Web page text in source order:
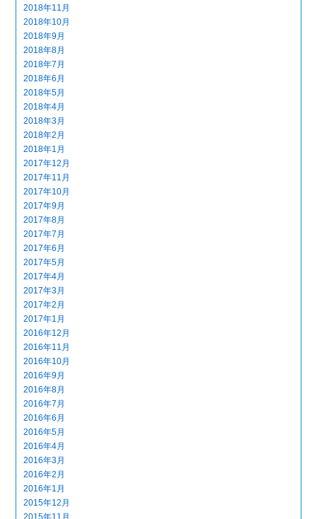
2018年11月
2018年10月
2018年9月
2018年8月
2018年7月
2018年6月
2018年5月
2018年4月
2018年3月
2018年2月
2018年1月
2017年12月
2017年11月
2017年10月
2017年9月
2017年8月
2017年7月
2017年6月
2017年5月
2017年4月
2017年3月
2017年2月
2017年1月
2016年12月
2016年11月
2016年10月
2016年9月
2016年8月
2016年7月
2016年6月
2016年5月
2016年4月
2016年3月
2016年2月
2016年1月
2015年12月